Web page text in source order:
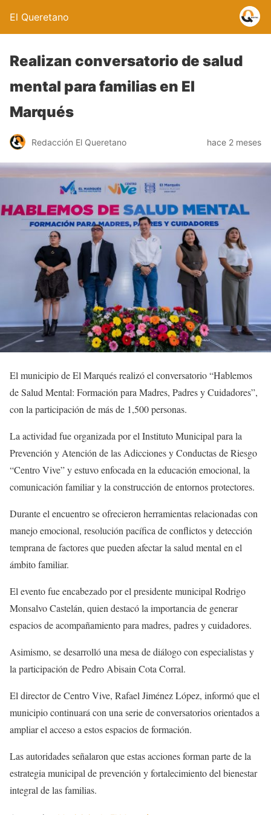
El Queretano
Realizan conversatorio de salud
mental para familias en El
Marqués
Redacción El Queretano hace 2 meses
El municipio de El Marqués realizó el conversatorio “Hablemos
de Salud Mental: Formación para Madres, Padres y Cuidadores”,
con la participación de más de 1,500 personas.
La actividad fue organizada por el Instituto Municipal para la
Prevención y Atención de las Adicciones y Conductas de Riesgo
“Centro Vive” y estuvo enfocada en la educación emocional, la
comunicación familiar y la construcción de entornos protectores.
Durante el encuentro se ofrecieron herramientas relacionadas con
manejo emocional, resolución pacífica de conflictos y detección
temprana de factores que pueden afectar la salud mental en el
ámbito familiar.
El evento fue encabezado por el presidente municipal Rodrigo
Monsalvo Castelán, quien destacó la importancia de generar
espacios de acompañamiento para madres, padres y cuidadores.
Asimismo, se desarrolló una mesa de diálogo con especialistas y
la participación de Pedro Abisain Cota Corral.
El director de Centro Vive, Rafael Jiménez López, informó que el
municipio continuará con una serie de conversatorios orientados a
ampliar el acceso a estos espacios de formación.
Las autoridades señalaron que estas acciones forman parte de la
estrategia municipal de prevención y fortalecimiento del bienestar
integral de las familias.